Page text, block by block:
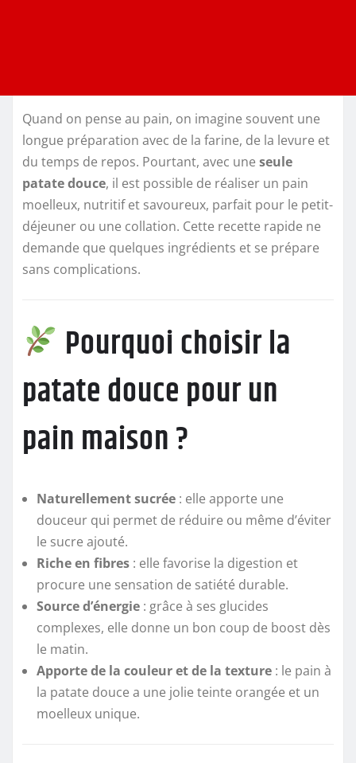
Quand on pense au pain, on imagine souvent une
longue préparation avec de la farine, de la levure et
du temps de repos. Pourtant, avec une seule
patate douce, il est possible de réaliser un pain
moelleux, nutritif et savoureux, parfait pour le petit-
déjeuner ou une collation. Cette recette rapide ne
demande que quelques ingrédients et se prépare
sans complications.
Pourquoi choisir la
patate douce pour un
pain maison ?
Naturellement sucrée : elle apporte une
douceur qui permet de réduire ou même d’éviter
le sucre ajouté.
Riche en fibres : elle favorise la digestion et
procure une sensation de satiété durable.
Source d’énergie : grâce à ses glucides
complexes, elle donne un bon coup de boost dès
le matin.
Apporte de la couleur et de la texture : le pain à
la patate douce a une jolie teinte orangée et un
moelleux unique.